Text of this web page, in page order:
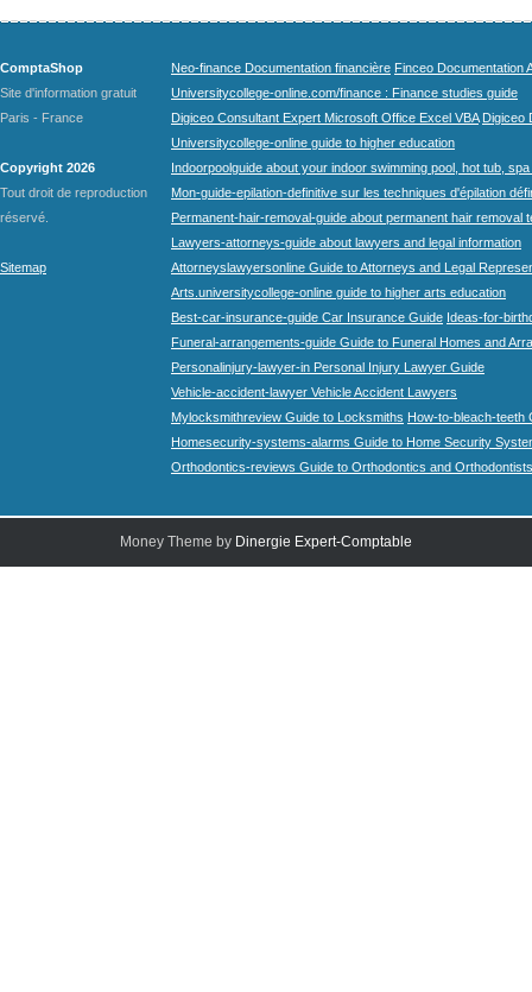
ComptaShop
Site d'information gratuit
Paris - France
Copyright 2026
Tout droit de reproduction
réservé.
Sitemap
Neo-finance Documentation financière Finceo Documentation
Universitycollege-online.com/finance : Finance studies guide
Digiceo Consultant Expert Microsoft Office Excel VBA Digiceo
Universitycollege-online guide to higher education
Indoorpoolguide about your indoor swimming pool, hot tub,
Mon-guide-epilation-definitive sur les techniques d'épilation
Permanent-hair-removal-guide about permanent hair removal
Lawyers-attorneys-guide about lawyers and legal information
Attorneyslawyersonline Guide to Attorneys and Legal
Arts.universitycollege-online guide to higher arts education
Best-car-insurance-guide Car Insurance Guide Ideas-for-
Funeral-arrangements-guide Guide to Funeral Homes and
Personalinjury-lawyer-in Personal Injury Lawyer Guide
Vehicle-accident-lawyer Vehicle Accident Lawyers
Mylocksmithreview Guide to Locksmiths How-to-bleach-teeth
Homesecurity-systems-alarms Guide to Home Security
Orthodontics-reviews Guide to Orthodontics and Orthodontists
Money Theme by Dinergie Expert-Comptable